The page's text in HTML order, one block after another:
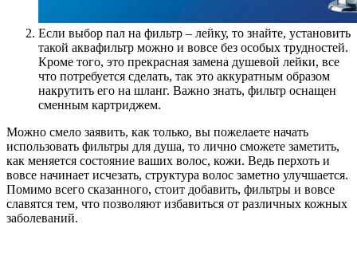
Если выбор пал на фильтр – лейку, то знайте, установить
такой аквафильтр можно и вовсе без особых трудностей.
Кроме того, это прекрасная замена душевой лейки, все
что потребуется сделать, так это аккуратным образом
накрутить его на шланг. Важно знать, фильтр оснащен
сменным картриджем.
Можно смело заявить, как только, вы пожелаете начать
использовать фильтры для душа, то лично сможете заметить,
как меняется состояние ваших волос, кожи. Ведь перхоть и
вовсе начинает исчезать, структура волос заметно улучшается.
Помимо всего сказанного, стоит добавить, фильтры и вовсе
славятся тем, что позволяют избавиться от различных кожных
заболеваний.